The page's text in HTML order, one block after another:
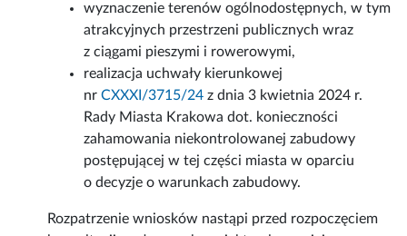
wyznaczenie terenów ogólnodostępnych, w tym
atrakcyjnych przestrzeni publicznych wraz
z ciągami pieszymi i rowerowymi,
realizacja uchwały kierunkowej
nrCXXXI/3715/24 z dnia 3 kwietnia 2024 r.
Rady Miasta Krakowa dot. konieczności
zahamowania niekontrolowanej zabudowy
postępującej w tej części miasta w oparciu
o decyzje o warunkach zabudowy.
Rozpatrzenie wniosków nastąpi przed rozpoczęciem